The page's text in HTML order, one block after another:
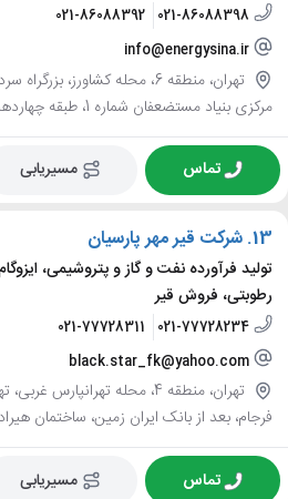
021-86088398
021-86088392
info@energysina.ir
تهران، منطقه 6، محله کشاورز،
مرکزی بنیاد مستضعفان شماره 1، طبقه چهاردهم
تماس مسیریابی
13. شرکت قیر مهر پارسیان
تولید فرآورده نفت و گاز و پتروشیمی،
رطوبتی، فروش قیر
021-77728234
021-77728311
black.star_fk@yahoo.com
تهران، منطقه 4، محله تهرانپارس
فرجام، بعد از بانک ایران زمین، ساختمان هیراد، پلاک 43، طبقه
تماس مسیریابی